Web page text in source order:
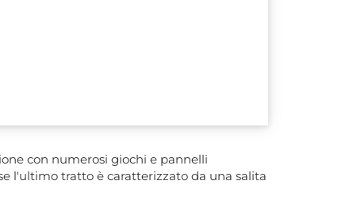
con numerosi giochi e pannelli
l'ultimo tratto è caratterizzato da una salita